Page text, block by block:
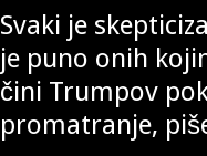
Svaki je
je puno onih
čini Trumpov
promatranje,